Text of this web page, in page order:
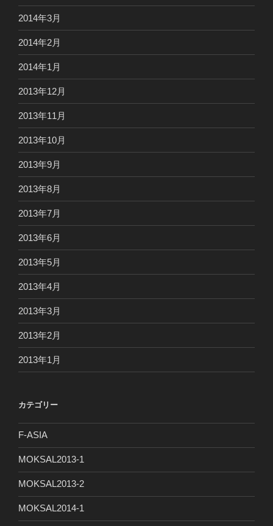
2014年3月
2014年2月
2014年1月
2013年12月
2013年11月
2013年10月
2013年9月
2013年8月
2013年7月
2013年6月
2013年5月
2013年4月
2013年3月
2013年2月
2013年1月
カテゴリー
F-ASIA
MOKSAL2013-1
MOKSAL2013-2
MOKSAL2014-1